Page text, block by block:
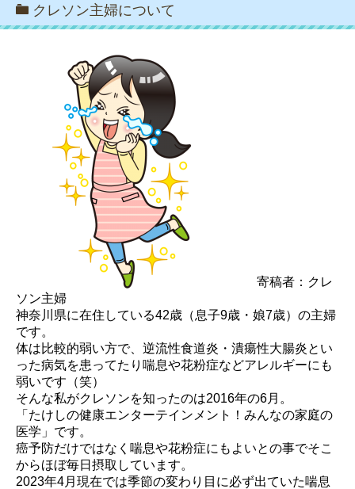
クレソン主婦について
寄稿者：クレ
ソン主婦
神奈川県に在住している42歳（息子9歳・娘7歳）の主婦
です。
体は比較的弱い方で、逆流性食道炎・潰瘍性大腸炎とい
った病気を患ってたり喘息や花粉症などアレルギーにも
弱いです（笑）
そんな私がクレソンを知ったのは2016年の6月。
「たけしの健康エンターテインメント！みんなの家庭の
医学」です。
癌予防だけではなく喘息や花粉症にもよいとの事でそこ
からほぼ毎日摂取しています。
2023年4月現在では季節の変わり目に必ず出ていた喘息